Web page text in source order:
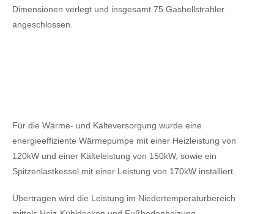
Dimensionen verlegt und insgesamt 75 Gashellstrahler
angeschlossen.
Für die Wärme- und Kälteversorgung wurde eine
energieeffiziente Wärmepumpe mit einer Heizleistung von
120kW und einer Kälteleistung von 150kW, sowie ein
Spitzenlastkessel mit einer Leistung von 170kW installiert.
Übertragen wird die Leistung im Niedertemperaturbereich